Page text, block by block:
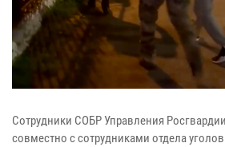
Сотрудники СОБР Управления
совместно с сотрудниками отдела